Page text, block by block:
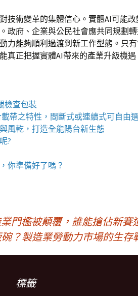
技術變革的集體信心。實體AI可能
政府、企業與公民社會應共同規劃
力能夠順利過渡到新工作型態。只
真正把握實體AI帶來的產業升級機
檢查包裝
帶之特性，間斷式或連續式可自由
風乾，打造全能陽台新生態
?
你準備好了嗎？
門檻被顛覆，誰能搶佔新賽
？製造業勞動力市場的生存
標籤